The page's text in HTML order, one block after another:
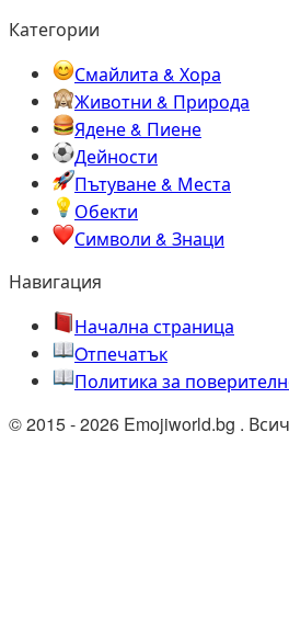
Категории
Смайлита & Хора
Животни & Природа
Ядене & Пиене
Дейности
Пътуване & Места
Обекти
Символи & Знаци
Навигация
Начална страница
Oтпечатък
Политика за
© 2015 - 2026 Emojiworld.bg .